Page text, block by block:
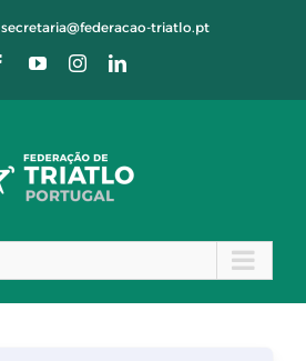
secretaria@federacao-triatlo.pt
FacebookYouTubeInstagramLinkedIn